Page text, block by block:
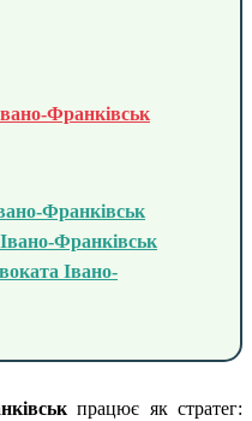
Франківськ
Франківськ
Франківськ
Івано-
працює як стратег: